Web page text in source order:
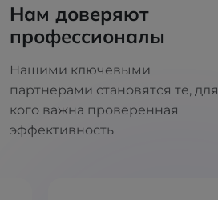
Нам доверяют
профессионалы
Нашими ключевыми
партнерами становятся те, для
кого важна проверенная
эффективность